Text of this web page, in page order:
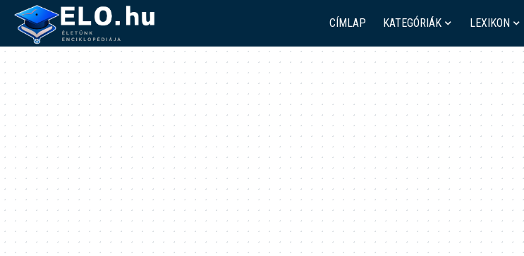
CÍMLAP KATEGÓRIÁK LEXIKON